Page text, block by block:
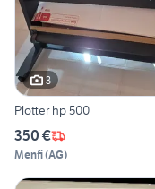
3
Plotter hp 500
350 €
Menfi(AG)